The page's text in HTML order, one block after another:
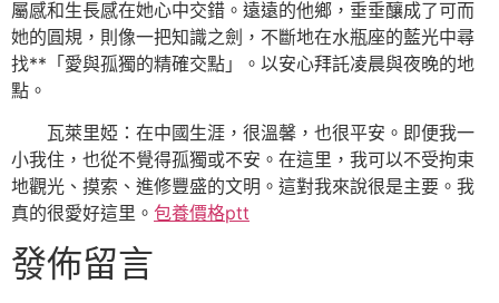
屬感和生長感在她心中交錯。遠遠的他鄉，垂垂釀成了可而
她的圓規，則像一把知識之劍，不斷地在水瓶座的藍光中尋
找**「愛與孤獨的精確交點」。以安心拜託凌晨與夜晚的地
點。
瓦萊里婭：在中國生涯，很溫馨，也很平安。即便我一
小我住，也從不覺得孤獨或不安。在這里，我可以不受拘束
地觀光、摸索、進修豐盛的文明。這對我來說很是主要。我
真的很愛好這里。 包養價格ptt
發佈留言